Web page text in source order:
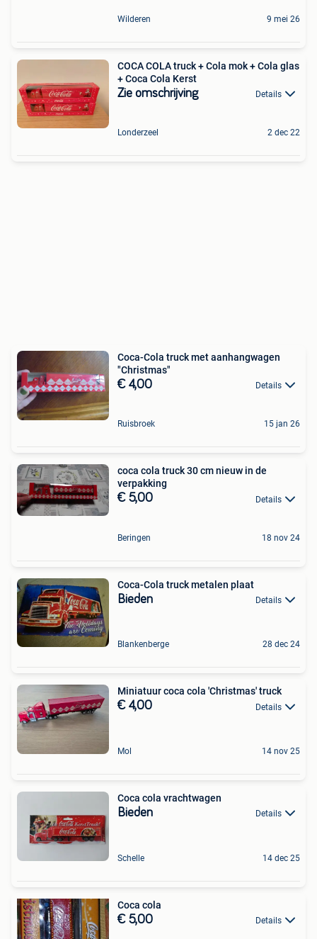
Wilderen 9 mei 26
COCA COLA truck + Cola mok + Cola glas
+ Coca Cola Kerst
Zie omschrijving Details
Londerzeel 2 dec 22
Coca-Cola truck met aanhangwagen
"Christmas"
€ 4,00 Details
Ruisbroek 15 jan 26
coca cola truck 30 cm nieuw in de
verpakking
€ 5,00 Details
Beringen 18 nov 24
Coca-Cola truck metalen plaat
Bieden Details
Blankenberge 28 dec 24
Miniatuur coca cola 'Christmas' truck
€ 4,00 Details
Mol 14 nov 25
Coca cola vrachtwagen
Bieden Details
Schelle 14 dec 25
Coca cola
€ 5,00 Details